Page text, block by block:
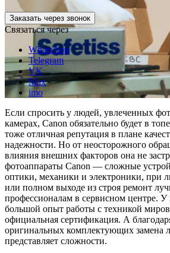
Заказать через звонок
Связаться через
WhatsApp
Telegram
VK
Max
imo
Если спросить у людей, увлеченных
камерах, Canon обязательно будет в
тоже отличная репутация в плане
надежности. Но от неосторожного
влияния внешних факторов она не
фотоаппараты Canon — сложные
оптики, механики и электроники, при
или полном выходе из строя ремонт
профессионалам в сервисном центре.
большой опыт работы с техникой
официальная сертификация. А
оригинальных комплектующих замена
представляет сложности.